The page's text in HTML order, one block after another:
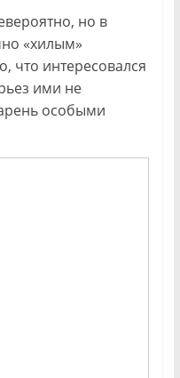
но в
«хилым»
что интересовался
ими не
особыми